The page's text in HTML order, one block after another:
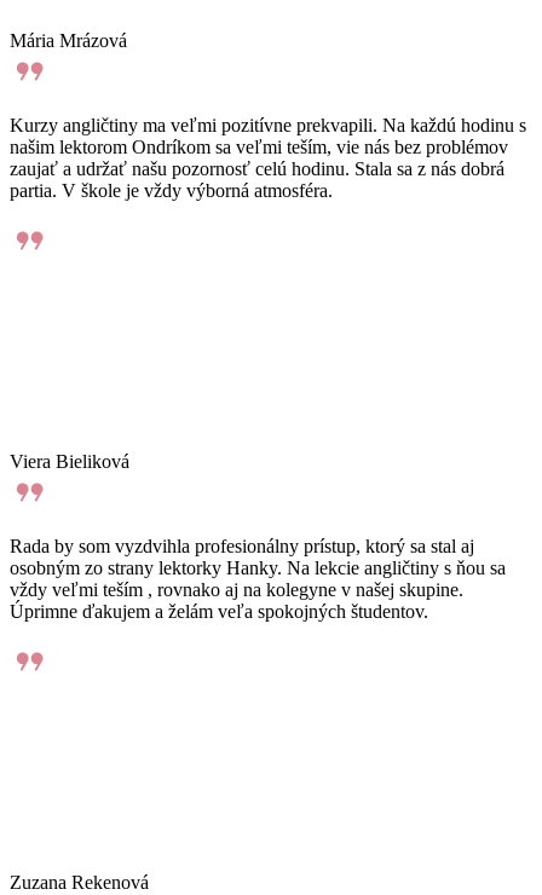
Mária Mrázová
Kurzy angličtiny ma veľmi pozitívne prekvapili. Na každú hodinu s
našim lektorom Ondríkom sa veľmi teším, vie nás bez problémov
zaujať a udržať našu pozornosť celú hodinu. Stala sa z nás dobrá
partia. V škole je vždy výborná atmosféra.
Viera Bieliková
Rada by som vyzdvihla profesionálny prístup, ktorý sa stal aj
osobným zo strany lektorky Hanky. Na lekcie angličtiny s ňou sa
vždy veľmi teším , rovnako aj na kolegyne v našej skupine.
Úprimne ďakujem a želám veľa spokojných študentov.
Zuzana Rekenová